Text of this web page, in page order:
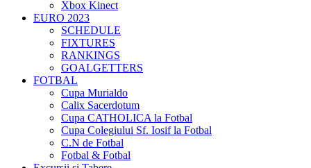
Xbox Kinect
EURO 2023
SCHEDULE
FIXTURES
RANKINGS
GOALGETTERS
FOTBAL
Cupa Murialdo
Calix Sacerdotum
Cupa CATHOLICA la Fotbal
Cupa Colegiului Sf. Iosif la Fotbal
C.N de Fotbal
Fotbal & Fotbal